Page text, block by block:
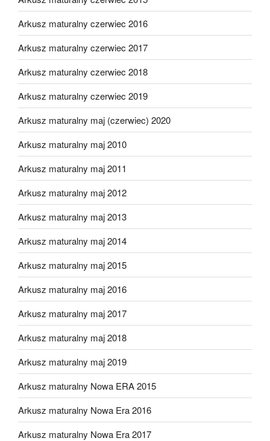
Arkusz maturalny czerwiec 2016
Arkusz maturalny czerwiec 2017
Arkusz maturalny czerwiec 2018
Arkusz maturalny czerwiec 2019
Arkusz maturalny maj (czerwiec) 2020
Arkusz maturalny maj 2010
Arkusz maturalny maj 2011
Arkusz maturalny maj 2012
Arkusz maturalny maj 2013
Arkusz maturalny maj 2014
Arkusz maturalny maj 2015
Arkusz maturalny maj 2016
Arkusz maturalny maj 2017
Arkusz maturalny maj 2018
Arkusz maturalny maj 2019
Arkusz maturalny Nowa ERA 2015
Arkusz maturalny Nowa Era 2016
Arkusz maturalny Nowa Era 2017